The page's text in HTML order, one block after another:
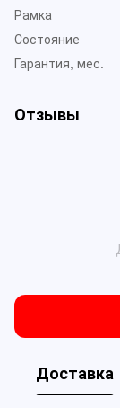
Рамка
Состояние
Гарантия, мес.
Отзывы
Доставка